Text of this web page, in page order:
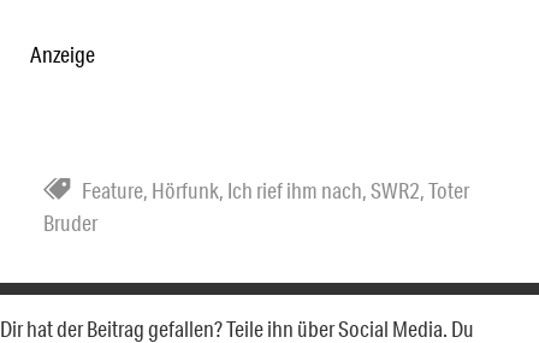
Anzeige
Feature, Hörfunk, Ich rief ihm nach,SWR2,Toter
Bruder
Dir hat der Beitrag gefallen? Teile ihn über Social Media. Du